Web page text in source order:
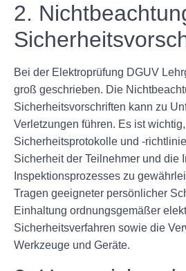
2.
Bei der Elektroprüfung DGUV
groß geschrieben. Die
Sicherheitsvorschriften kann zu
Verletzungen führen. Es ist
Sicherheitsprotokolle und -
Sicherheit der Teilnehmer und die
Inspektionsprozesses zu
Tragen geeigneter persönlicher
Einhaltung ordnungsgemäßer
Sicherheitsverfahren sowie die
Werkzeuge und Geräte.